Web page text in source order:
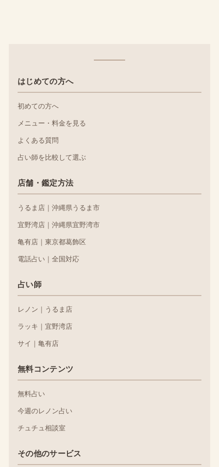
はじめての方へ
初めての方へ
メニュー・料金を見る
よくある質問
占い師を比較して選ぶ
店舗・鑑定方法
うるま店｜沖縄県うるま市
宜野湾店｜沖縄県宜野湾市
亀有店｜東京都葛飾区
電話占い｜全国対応
占い師
レノン｜うるま店
ラッキ｜宜野湾店
サイ｜亀有店
無料コンテンツ
無料占い
今週のレノン占い
チュチュ相談室
その他のサービス